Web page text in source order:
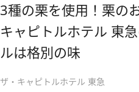
3種の栗を使用！栗の
キャピトルホテル 東
ルは格別の味
ザ・キャピトルホテル 東急